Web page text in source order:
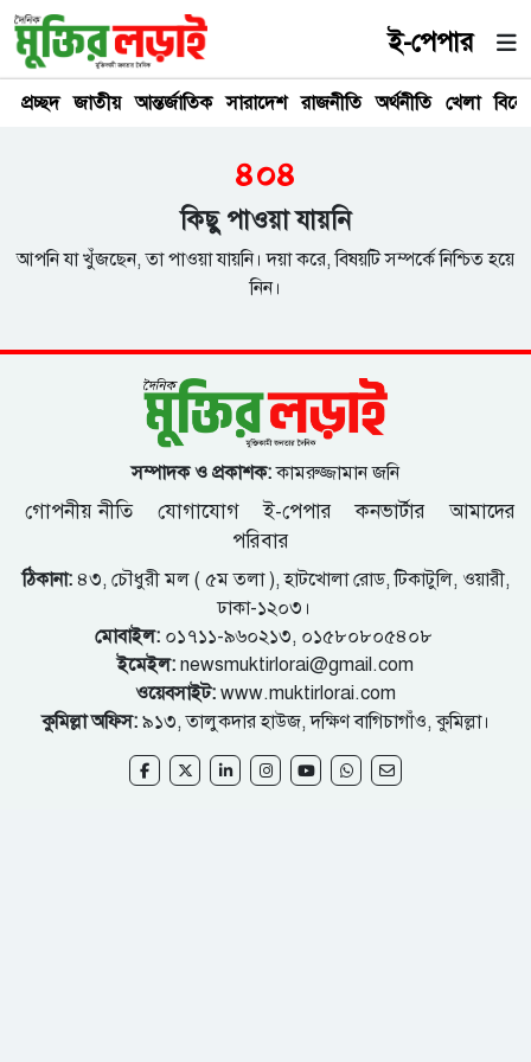
ই-পেপার
প্রচ্ছদ জাতীয় আন্তর্জাতিক সারাদেশ রাজনীতি অর্থনীতি খেলা
৪০৪
কিছু পাওয়া যায়নি
আপনি যা খুঁজছেন, তা পাওয়া যায়নি। দয়া করে, বিষয়টি সম্পর্কে নিশ্চিত হয়ে
নিন।
সম্পাদক ও প্রকাশক:কামরুজ্জামান জনি
গোপনীয় নীতি যোগাযোগ ই-পেপার কনভার্টার
আমাদের
পরিবার
ঠিকানা:৪৩, চৌধুরী মল ( ৫ম তলা ), হাটখোলা রোড, টিকাটুলি, ওয়ারী,
ঢাকা-১২০৩।
মোবাইল:০১৭১১-৯৬০২১৩, ০১৫৮০৮০৫৪০৮
ইমেইল: newsmuktirlorai@gmail.com
ওয়েবসাইট: www.muktirlorai.com
কুমিল্লা অফিস: ৯১৩, তালুকদার হাউজ, দক্ষিণ বাগিচাগাঁও, কুমিল্লা।